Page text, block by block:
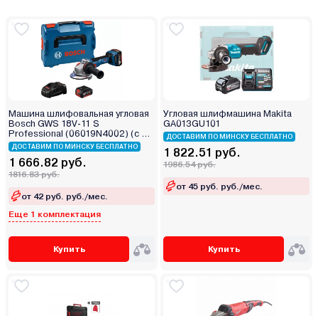
Машина шлифовальная угловая
Bosch GWS 18V-11 S
Professional (06019N4002) (с 2-
мя АКБ, кейс)
ДОСТАВИМ ПО МИНСКУ БЕСПЛАТНО
1 666.82 руб.
1816.83 руб.
от 42 руб. руб./мес.
Еще 1 комплектация
Купить
Угловая шлифмашина Makita
GA013GU101
ДОСТАВИМ ПО МИНСКУ БЕСПЛАТНО
1 822.51 руб.
1986.54 руб.
от 45 руб. руб./мес.
Купить